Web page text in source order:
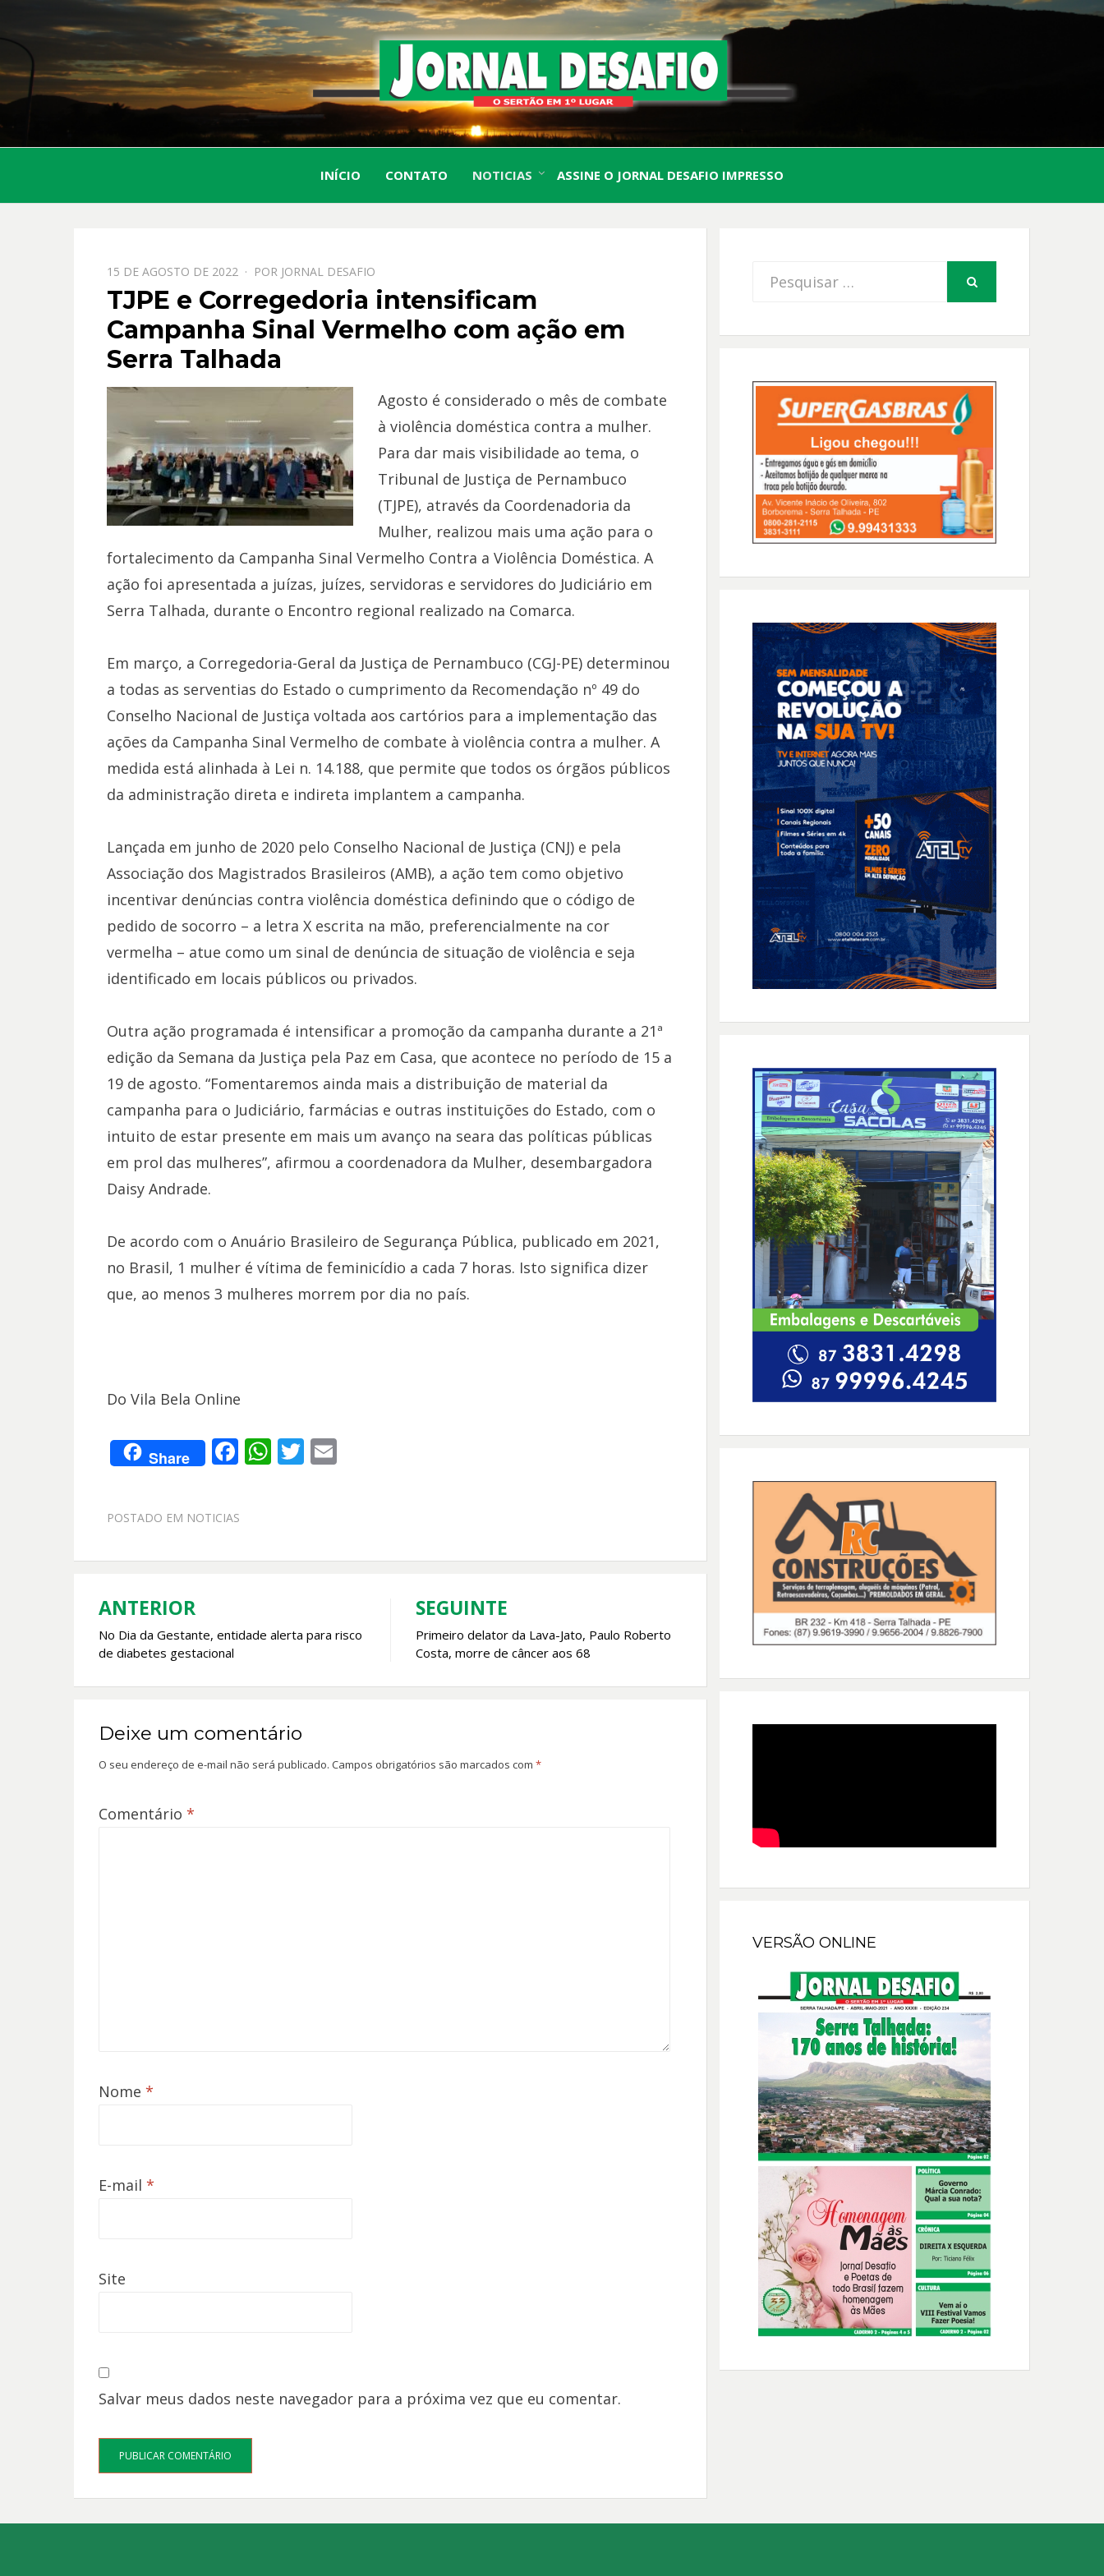
JORNAL
DESAFIO
O Sertão em 1º Lugar
INÍCIO CONTATO NOTICIAS ASSINE O JORNAL DESAFIO IMPRESSO
PPOSTADO
EM
15 DE AGOSTO DE 2022 POR JORNAL DESAFIO
TJPE e Corregedoria intensificam
Campanha Sinal Vermelho com ação em
Serra Talhada
Agosto é considerado o mês de combate
à violência doméstica contra a mulher.
Para dar mais visibilidade ao tema, o
Tribunal de Justiça de Pernambuco
(TJPE), através da Coordenadoria da
Mulher, realizou mais uma ação para o
fortalecimento da Campanha Sinal Vermelho Contra a Violência Doméstica. A
ação foi apresentada a juízas, juízes, servidoras e servidores do Judiciário em
Serra Talhada, durante o Encontro regional realizado na Comarca.
Em março, a Corregedoria-Geral da Justiça de Pernambuco (CGJ-PE) determinou
a todas as serventias do Estado o cumprimento da Recomendação nº 49 do
Conselho Nacional de Justiça voltada aos cartórios para a implementação das
ações da Campanha Sinal Vermelho de combate à violência contra a mulher. A
medida está alinhada à Lei n. 14.188, que permite que todos os órgãos públicos
da administração direta e indireta implantem a campanha.
Lançada em junho de 2020 pelo Conselho Nacional de Justiça (CNJ) e pela
Associação dos Magistrados Brasileiros (AMB), a ação tem como objetivo
incentivar denúncias contra violência doméstica definindo que o código de
pedido de socorro – a letra X escrita na mão, preferencialmente na cor
vermelha – atue como um sinal de denúncia de situação de violência e seja
identificado em locais públicos ou privados.
Outra ação programada é intensificar a promoção da campanha durante a 21ª
edição da Semana da Justiça pela Paz em Casa, que acontece no período de 15 a
19 de agosto. “Fomentaremos ainda mais a distribuição de material da
campanha para o Judiciário, farmácias e outras instituições do Estado, com o
intuito de estar presente em mais um avanço na seara das políticas públicas
em prol das mulheres”, afirmou a coordenadora da Mulher, desembargadora
Daisy Andrade.
De acordo com o Anuário Brasileiro de Segurança Pública, publicado em 2021,
no Brasil, 1 mulher é vítima de feminicídio a cada 7 horas. Isto significa dizer
que, ao menos 3 mulheres morrem por dia no país.
Do Vila Bela Online
Share F
b
o
W
A
T E
POSTADO EM NOTICIAS
Navegação
de
ANTERIOR
No Dia da Gestante, entidade alerta para risco
de diabetes gestacional
SEGUINTE
Primeiro delator da Lava-Jato, Paulo Roberto
Costa, morre de câncer aos 68
Deixe um comentário
O seu endereço de e-mail não será publicado. Campos obrigatórios são marcados com *
Comentário *
Nome *
E-mail *
Site
Salvar meus dados neste navegador para a próxima vez que eu comentar.
Procurar
VERSÃO ONLINE